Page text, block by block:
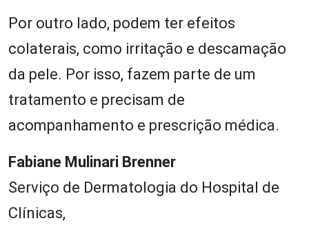
Por outro lado, podem ter efeitos
colaterais, como irritação e descamação
da pele. Por isso, fazem parte de um
tratamento e precisam de
acompanhamento e prescrição médica.
Fabiane Mulinari Brenner
Serviço de Dermatologia do Hospital de
Clínicas,